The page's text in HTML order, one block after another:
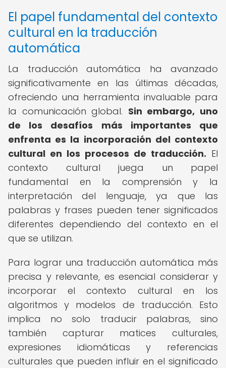
El papel fundamental del contexto
cultural en la traducción
automática
La traducción automática ha avanzado
significativamente en las últimas décadas,
ofreciendo una herramienta invaluable para
la comunicación global. Sin embargo, uno
de los desafíos más importantes que
enfrenta es la incorporación del contexto
cultural en los procesos de traducción. El
contexto cultural juega un papel
fundamental en la comprensión y la
interpretación del lenguaje, ya que las
palabras y frases pueden tener significados
diferentes dependiendo del contexto en el
que se utilizan.
Para lograr una traducción automática más
precisa y relevante, es esencial considerar y
incorporar el contexto cultural en los
algoritmos y modelos de traducción. Esto
implica no solo traducir palabras, sino
también capturar matices culturales,
expresiones idiomáticas y referencias
culturales que pueden influir en el significado